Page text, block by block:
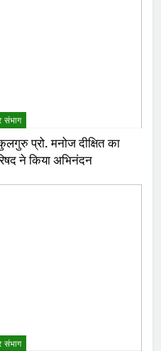
संभाग
प्रो. मनोज दीक्षित का
ने किया अभिनंदन
संभाग